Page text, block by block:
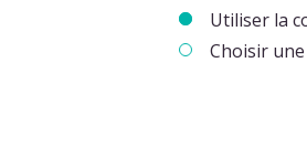
Utiliser la
Choisir